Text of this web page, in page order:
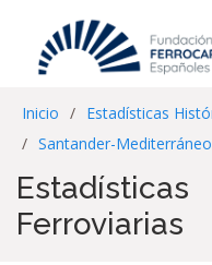
Inicio Estadísticas
Santander-Mediterráneo
Ferroviarias